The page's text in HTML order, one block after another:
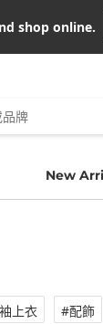
shop online.
New
上衣 #配飾